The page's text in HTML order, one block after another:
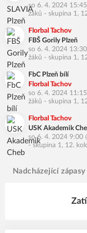
so 6. 4. 2024 15:45
žáků - skupina 1,
Florbal Tachov
FBŠ Gorily Plzeň
so 6. 4. 2024 13:30
žáků - skupina 1,
FbC Plzeň bílí
Florbal Tachov
so 6. 4. 2024 11:15
žáků - skupina 1,
Florbal Tachov
USK Akademik
so 6. 4. 2024 9:00
- skupina 1, 12.
Nadcházející zápasy